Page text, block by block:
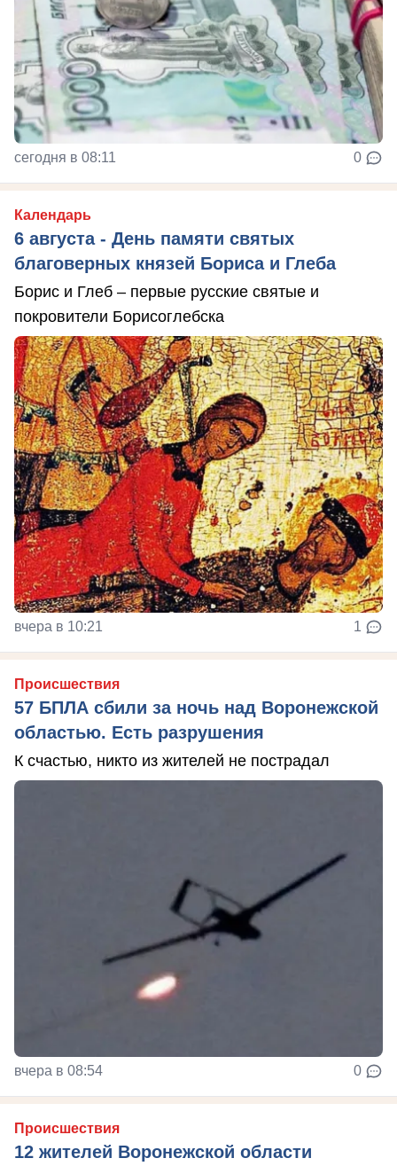
сегодня в 08:11 0
Календарь
6 августа - День памяти святых
благоверных князей Бориса и Глеба
Борис и Глеб – первые русские святые и
покровители Борисоглебска
вчера в 10:21 1
Происшествия
57 БПЛА сбили за ночь над Воронежской
областью. Есть разрушения
К счастью, никто из жителей не пострадал
вчера в 08:54 0
Происшествия
12 жителей Воронежской области